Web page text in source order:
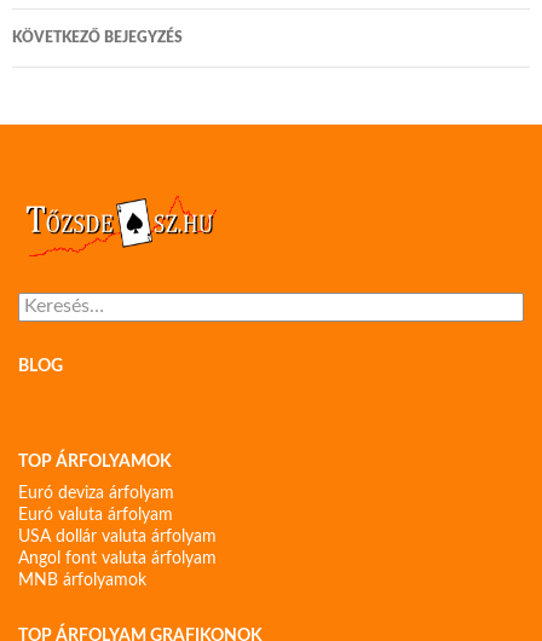
KÖVETKEZŐ BEJEGYZÉS
Keresés:
BLOG
TOP ÁRFOLYAMOK
Euró deviza árfolyam
Euró valuta árfolyam
USA dollár valuta árfolyam
Angol font valuta árfolyam
MNB árfolyamok
TOP ÁRFOLYAM GRAFIKONOK